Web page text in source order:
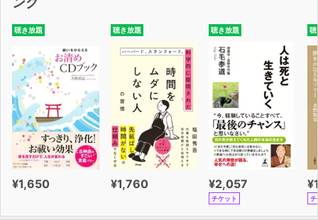
聴き放題
¥1,650
聴き放題
¥1,760
聴き放題
¥2,057
チケット
聴
チ